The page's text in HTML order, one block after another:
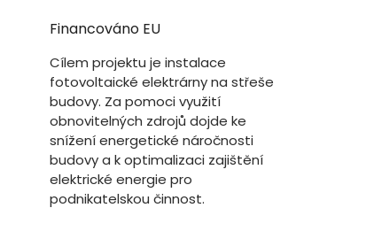
Financováno EU
Cílem projektu je instalace
fotovoltaické elektrárny na střeše
budovy. Za pomoci využití
obnovitelných zdrojů dojde ke
snížení energetické náročnosti
budovy a k optimalizaci zajištění
elektrické energie pro
podnikatelskou činnost.